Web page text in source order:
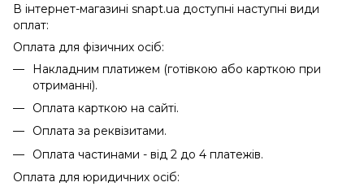
В інтернет-магазині snapt.ua доступні наступні види
оплат:
Оплата для фізичних осіб:
Накладним платижем (готівкою або карткою при
отриманні).
Оплата карткою на сайті.
Оплата за реквізитами.
Оплата частинами - від 2 до 4 платежів.
Оплата для юридичних осіб: